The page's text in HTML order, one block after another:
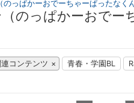
っぱかーおでーちゃーぱったなくん
のっぱかーおでー
コンテンツ 青春・学園BL